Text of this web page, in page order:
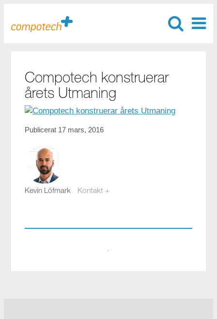
Compotech konstruerar
årets Utmaning
Publicerat 17 mars, 2016
Kevin Löfmark Kontakt +
·